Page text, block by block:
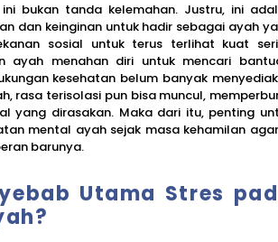
bukan tanda kelemahan. Justru, ini
dan keinginan untuk hadir sebagai ayah
sosial untuk terus terlihat kuat
ayah menahan diri untuk mencari
kesehatan belum banyak
rasa terisolasi pun bisa muncul,
yang dirasakan. Maka dari itu, penting
mental ayah sejak masa kehamilan
barunya.
Utama Stres